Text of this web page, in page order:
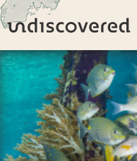
Ga naar inhoud
Undiscovered